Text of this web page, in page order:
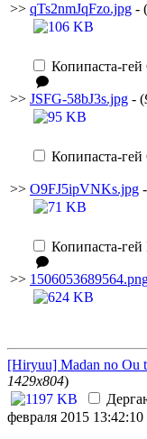
>> qTs2nmJqFzo.jpg - (
>>
Копипаста-гей
JSFG-58bJ3s.jpg - (
>>
Копипаста-гей
O9FJ5ipVNKs.jpg
>>
Копипаста-гей
[Hiryuu] Madan no Ou
1429x804)
февраля 2015 13:42:10